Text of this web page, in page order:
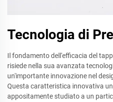
Tecnologia di
Il fondamento dell'efficacia del
risiede nella sua avanzata
un'importante innovazione nel
Questa caratteristica innovativa
appositamente studiato a un